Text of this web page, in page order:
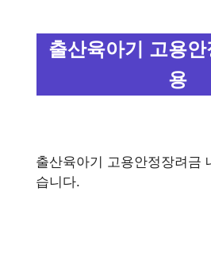
출산육아기 고용안
용
출산육아기 고용안정장려금
습니다.